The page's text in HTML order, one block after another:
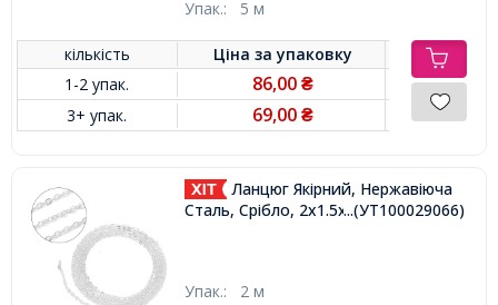
Упак.: 5 м
кількість Ціна заупаковку
1-2 упак.
86,00₴
3+ упак. 69,00₴
Ланцюг Якірний, Нержавіюча
Сталь, Срібло, 2x1.5x0.4 мм,...(УТ100029066)
Упак.: 2 м